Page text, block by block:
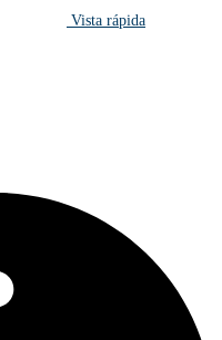
Vista rápida